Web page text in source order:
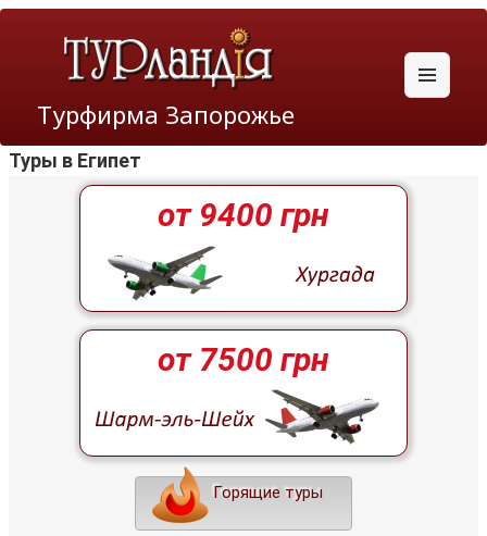
Турфирма Запорожье
виджеты
Туры в Египет
от 9400 грн
от 7500 грн
Горящие туры